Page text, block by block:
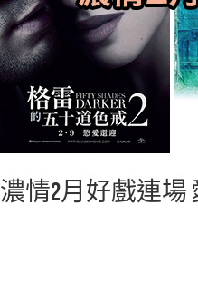
濃情2月好戲連場